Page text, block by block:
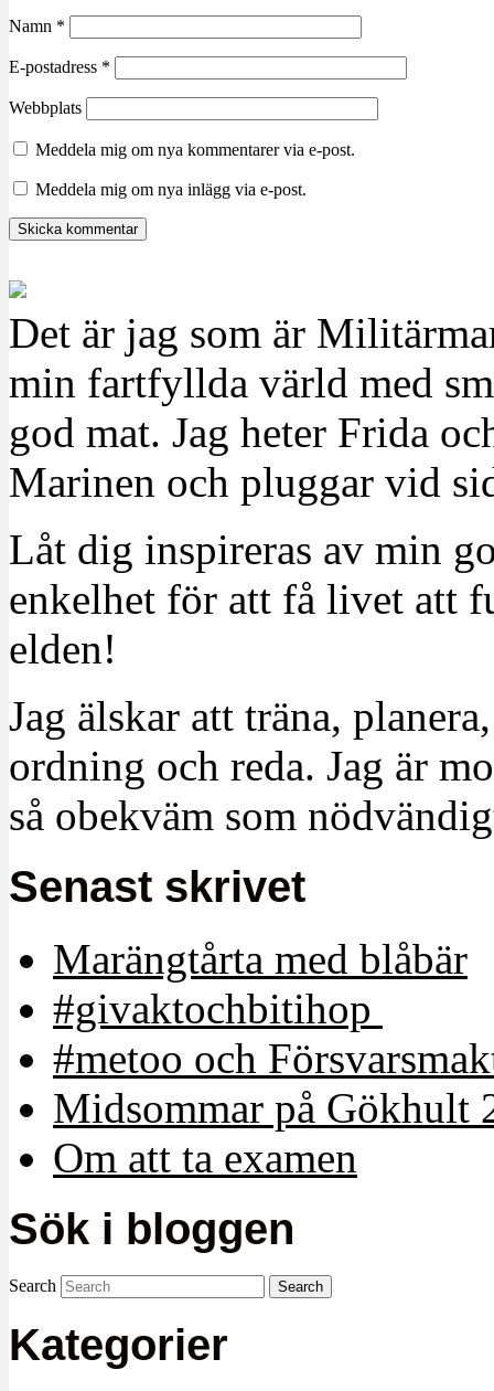
Namn *
E-postadress *
Webbplats
Meddela mig om nya kommentarer via e-post.
Meddela mig om nya inlägg via e-post.
Det är jag som är
min fartfyllda värld med
god mat. Jag heter Frida
Marinen och pluggar vid
Låt dig inspireras av min
enkelhet för att få livet att
elden!
Jag älskar att träna,
ordning och reda. Jag är
så obekväm som
Senast skrivet
Marängtårta med blåbär
#givaktochbitihop
#metoo och
Midsommar på Gökhult
Om att ta examen
Sök i bloggen
Search
Kategorier